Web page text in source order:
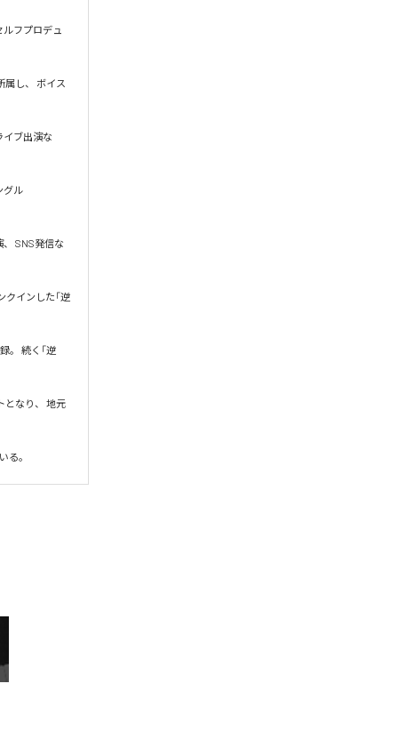
フプロデュ
属し、 ボイス
イブ出演な
グル
SNS発信な
クインした「逆
。 続く「逆
となり、 地元
る。